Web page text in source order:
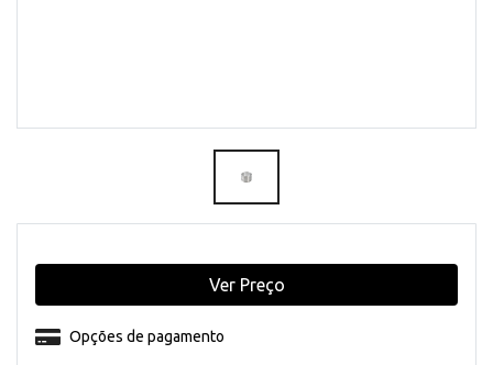
Opções de pagamento
Ver Preço